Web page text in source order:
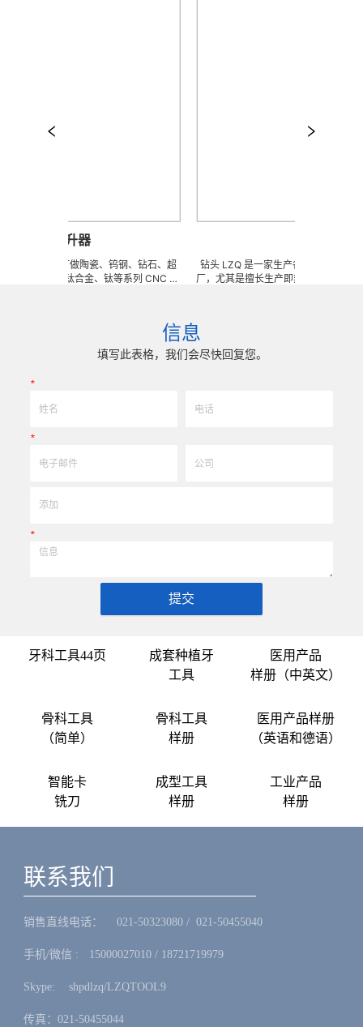
样任意订做陶瓷、钨钢、钻石、超
锈钢、钛合金、钛等系列 CNC 精
，实现高效率、低成本的应用。
钻头 LZQ 是一家生产各种牙科种植钻头的
厂，尤其是擅长生产即刻种植钻，骨致密化
硬骨钻，攻丝钻，平骨钻， 2 刃钻， 3 刃
头和陶瓷钻头，等等。我们也可以为客户生
具。 我们使用不锈钢材料。 我们可以根据
意图纸或者样品来生产任何牙科种植钻头，
信息
填写此表格，我们会尽快回复您。
*
*
*
提交
牙科工具44页
成套种植牙
工具
医用产品
样册（中英文）
骨科工具
（简单）
骨科工具
样册
医用产品样册
（英语和德语）
智能卡
铣刀
成型工具
样册
工业产品
样册
联系我们
销售直线电话：ㅤ 021-50323080 / 021-50455040
手机/微信 :ㅤ15000027010 / 18721719979
Skype: ㅤshpdlzq/LZQTOOL9
传真：021-50455044